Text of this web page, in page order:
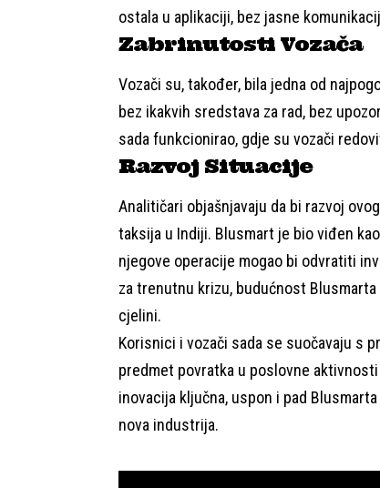
ostala u aplikaciji, bez jasne
Zabrinutosti Vozača
Vozači su, također, bila jedna od
bez ikakvih sredstava za rad, bez
sada funkcionirao, gdje su vozači
Razvoj Situacije
Analitičari objašnjavaju da bi razvoj
taksija u Indiji. Blusmart je bio viđen
njegove operacije mogao bi odvratiti
za trenutnu krizu, budućnost
cjelini.
Korisnici i vozači sada se suočavaju s
predmet povratka u poslovne
inovacija ključna, uspon i pad
nova industrija.